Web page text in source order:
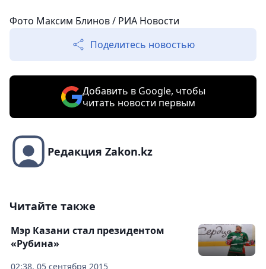
Фото Максим Блинов / РИА Новости
Поделитесь новостью
Добавить в Google, чтобы
читать новости первым
Редакция Zakon.kz
Читайте также
02:38, 05 сентября 2015
Мэр Казани стал президентом
«Рубина»